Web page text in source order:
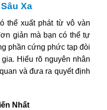
Xa
thể xuất phát từ vô vàn
giản mà bạn có thể tự
phần cứng phức tạp đòi
Hiểu rõ nguyên nhân
và đưa ra quyết định
Nhất